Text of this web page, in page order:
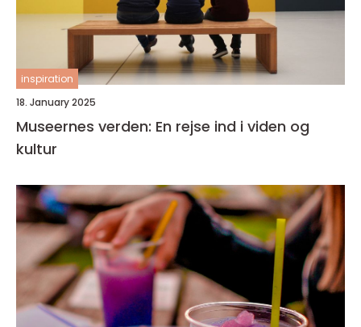
inspiration
18. January 2025
Museernes verden: En rejse ind i viden og
kultur